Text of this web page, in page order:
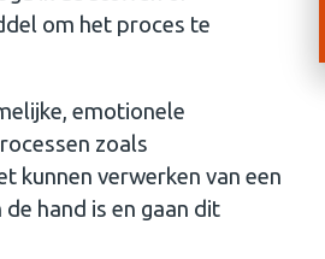
om het proces te
emotionele
zoals
kunnen verwerken van een
hand is en gaan dit